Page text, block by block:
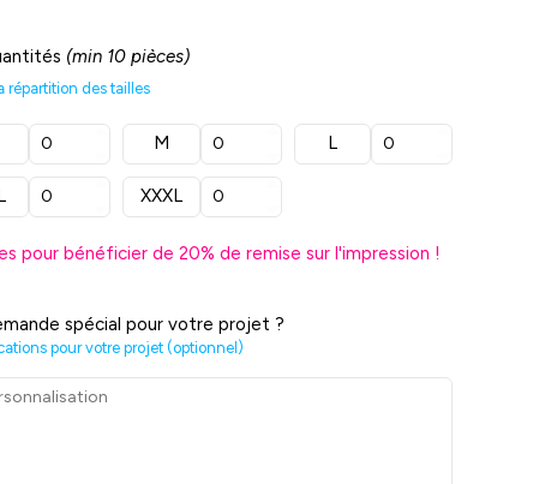
(min 10 pièces)
répartition des tailles
M L
XXXL
pour bénéficier de 20% de remise sur l'impression !
spécial pour votre projet ?
pour votre projet (optionnel)